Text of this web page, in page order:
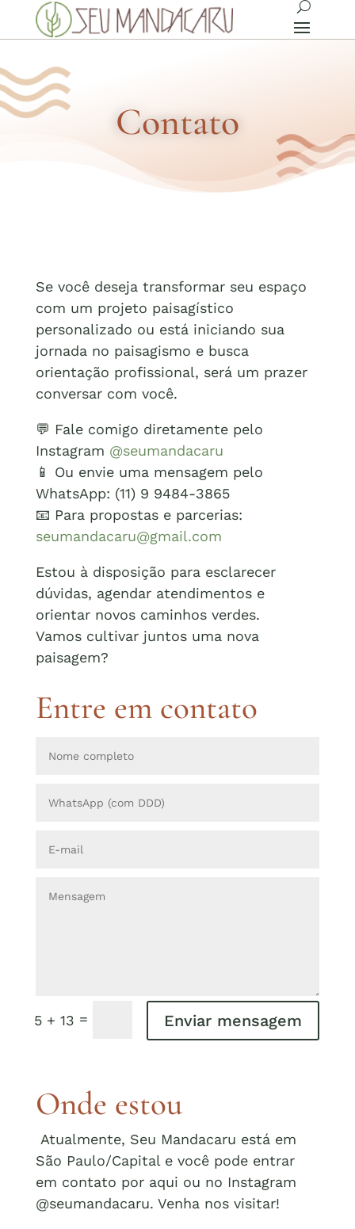
Contato
Se você deseja transformar seu espaço
com um projeto paisagístico
personalizado ou está iniciando sua
jornada no paisagismo e busca
orientação profissional, será um prazer
conversar com você.
💬 Fale comigo diretamente pelo
Instagram @seumandacaru
📱 Ou envie uma mensagem pelo
WhatsApp: (11) 9 9484-3865
📧 Para propostas e parcerias:
seumandacaru@gmail.com
Estou à disposição para esclarecer
dúvidas, agendar atendimentos e
orientar novos caminhos verdes.
Vamos cultivar juntos uma nova
paisagem?
Entre em contato
5 + 13 = Enviar mensagem
Onde estou
Atualmente, Seu Mandacaru está em
São Paulo/Capital e você pode entrar
em contato por aqui ou no Instagram
@seumandacaru. Venha nos visitar!